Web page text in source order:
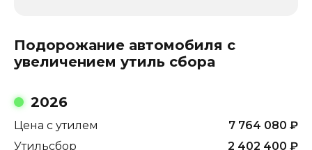
Подорожание автомобиля с
увеличением утиль сбора
2026
Цена с утилем 7 764 080 ₽
Утильсбор
2 402 400 ₽